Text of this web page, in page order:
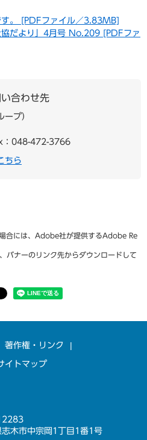
す。 [PDFファイル／3.83MB]
協だより」4月号 No.209 [PDFファ
合わせ先
ープ
：048-472-3766
ちら
合には、Adobe社が提供するAdobe Re
バナーのリンク先からダウンロードして
著作権・リンク
イトマップ
木市中宗岡1丁目1番1号